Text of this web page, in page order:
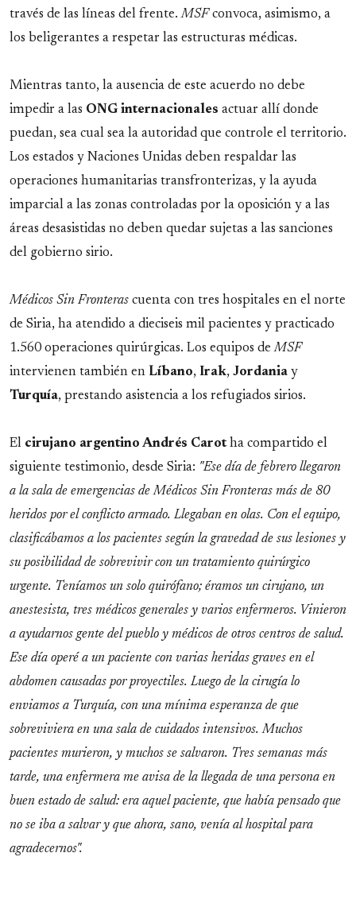
través de las líneas del frente.MSFconvoca, asimismo, a
los beligerantes a respetar las estructuras médicas.
Mientras tanto, la ausencia de este acuerdo no debe
impedir a las ONG internacionales actuar allí donde
puedan, sea cual sea la autoridad que controle el territorio.
Los estados y Naciones Unidas deben respaldar las
operaciones humanitarias transfronterizas, y la ayuda
imparcial a las zonas controladas por la oposición y a las
áreas desasistidas no deben quedar sujetas a las sanciones
del gobierno sirio.
Médicos Sin Fronteras cuenta con tres hospitales en el norte
de Siria, ha atendido a dieciseis mil pacientes y practicado
1.560 operaciones quirúrgicas. Los equipos deMSF
intervienen también en Líbano, Irak, Jordania y
Turquía, prestando asistencia a los refugiados sirios.
El cirujano argentino Andrés Carotha compartido el
siguiente testimonio, desde Siria: "Ese día de febrero llegaron
a la sala de emergencias de Médicos Sin Fronteras más de 80
heridos por el conflicto armado. Llegaban en olas. Con el equipo,
clasificábamos a los pacientes según la gravedad de sus lesiones y
su posibilidad de sobrevivir con un tratamiento quirúrgico
urgente. Teníamos un solo quirófano; éramos un cirujano, un
anestesista, tres médicos generales y varios enfermeros. Vinieron
a ayudarnos gente del pueblo y médicos de otros centros de salud.
Ese día operé a un paciente con varias heridas graves en el
abdomen causadas por proyectiles. Luego de la cirugía lo
enviamos a Turquía, con una mínima esperanza de que
sobreviviera en una sala de cuidados intensivos. Muchos
pacientes murieron, y muchos se salvaron. Tres semanas más
tarde, una enfermera me avisa de la llegada de una persona en
buen estado de salud: era aquel paciente, que había pensado que
no se iba a salvar y que ahora, sano, venía al hospital para
agradecernos".